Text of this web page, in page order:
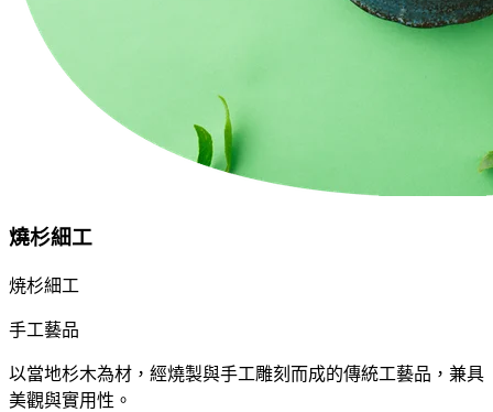
燒杉細工
焼杉細工
手工藝品
以當地杉木為材，經燒製與手工雕刻而成的傳統工藝品，兼具
美觀與實用性。